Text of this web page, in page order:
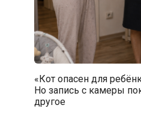
«Кот опасен для
Но запись с камеры
другое